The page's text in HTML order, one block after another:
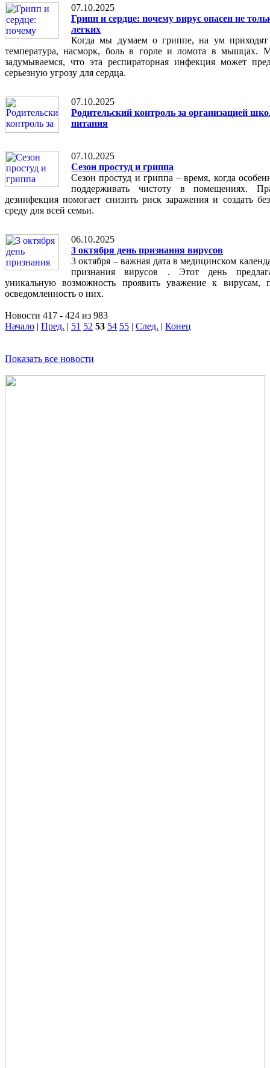
07.10.2025
Грипп и сердце: почему вирус опасен не
легких
Когда мы думаем о гриппе, на ум приходят
температура, насморк, боль в горле и ломота в мышцах.
задумываемся, что эта респираторная инфекция может
серьезную угрозу для сердца.
07.10.2025
Родительский контроль за организацией
питания
07.10.2025
Сезон простуд и гриппа
Сезон простуд и гриппа – время, когда
поддерживать чистоту в помещениях.
дезинфекция помогает снизить риск заражения и создать
среду для всей семьи.
06.10.2025
3 октября день признания вирусов
3 октября – важная дата в медицинском
признания вирусов . Этот день
уникальную возможность проявить уважение к вирусам,
осведомленность о них.
Новости 417 - 424 из 983
Начало | Пред. | 51 52 53 54 55 | След. | Конец
Показать все новости